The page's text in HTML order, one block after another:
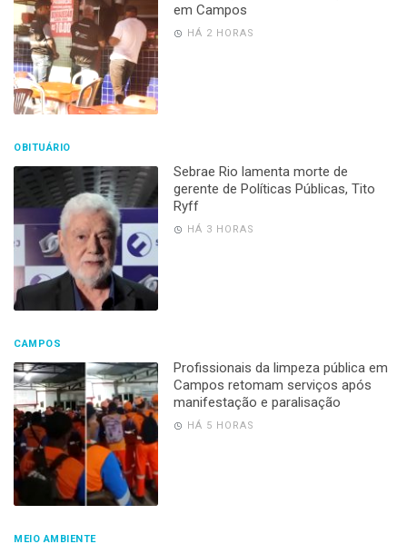
em Campos
HÁ 2 HORAS
OBITUÁRIO
Sebrae Rio lamenta morte de
gerente de Políticas Públicas, Tito
Ryff
HÁ 3 HORAS
CAMPOS
Profissionais da limpeza pública em
Campos retomam serviços após
manifestação e paralisação
HÁ 5 HORAS
MEIO AMBIENTE